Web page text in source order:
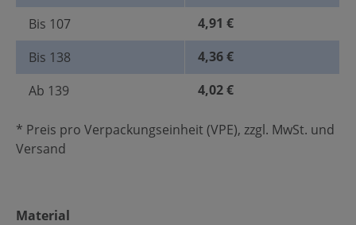
Bis 107
4,91 €
Bis 138
4,36 €
Ab 139 4,02 €
* Preis pro Verpackungseinheit (VPE), zzgl. MwSt. und
Versand
Material